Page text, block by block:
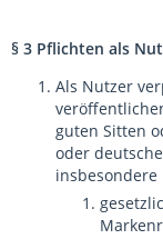
§ 3 Pflichten als
Als Nutzer
guten Sitten
oder
insbesondere